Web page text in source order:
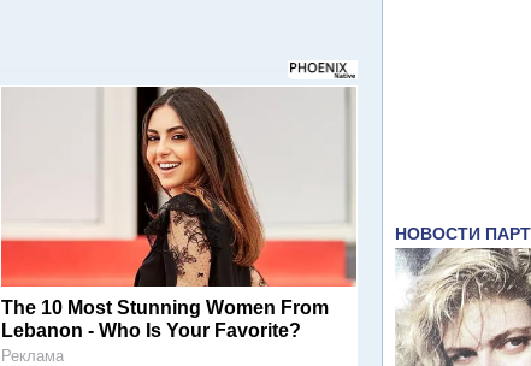
The 10 Most Stunning Women From
Lebanon - Who Is Your Favorite?
Реклама